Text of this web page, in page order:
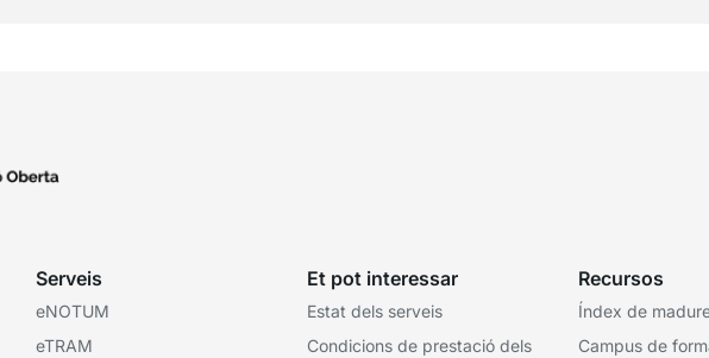
Serveis
eNOTUM
eTRAM
Et pot interessar
Estat dels serveis
Condicions de prestació dels
Recursos
Índex de
Campus de